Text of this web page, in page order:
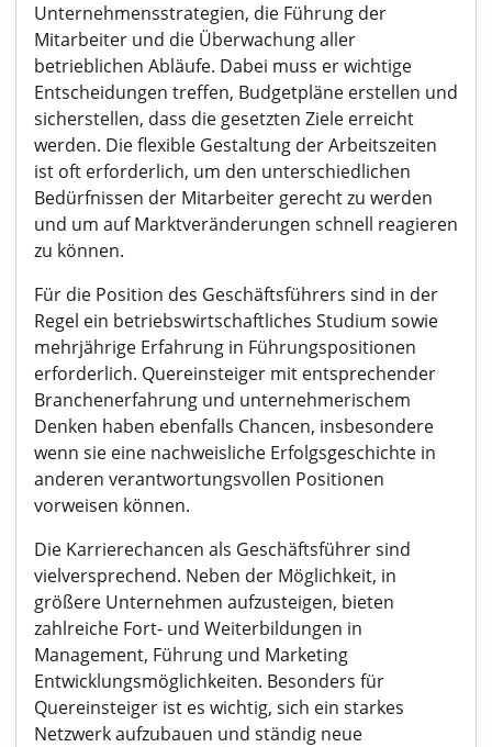
Unternehmensstrategien, die Führung der
Mitarbeiter und die Überwachung aller
betrieblichen Abläufe. Dabei muss er wichtige
Entscheidungen treffen, Budgetpläne erstellen und
sicherstellen, dass die gesetzten Ziele erreicht
werden. Die flexible Gestaltung der Arbeitszeiten
ist oft erforderlich, um den unterschiedlichen
Bedürfnissen der Mitarbeiter gerecht zu werden
und um auf Marktveränderungen schnell reagieren
zu können.
Für die Position des Geschäftsführers sind in der
Regel ein betriebswirtschaftliches Studium sowie
mehrjährige Erfahrung in Führungspositionen
erforderlich. Quereinsteiger mit entsprechender
Branchenerfahrung und unternehmerischem
Denken haben ebenfalls Chancen, insbesondere
wenn sie eine nachweisliche Erfolgsgeschichte in
anderen verantwortungsvollen Positionen
vorweisen können.
Die Karrierechancen als Geschäftsführer sind
vielversprechend. Neben der Möglichkeit, in
größere Unternehmen aufzusteigen, bieten
zahlreiche Fort- und Weiterbildungen in
Management, Führung und Marketing
Entwicklungsmöglichkeiten. Besonders für
Quereinsteiger ist es wichtig, sich ein starkes
Netzwerk aufzubauen und ständig neue